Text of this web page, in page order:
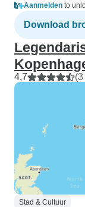
Aanmelden to
Download
4,7
Stad & Cultuur